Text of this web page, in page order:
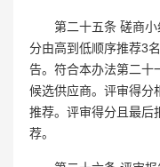
第二十五条 磋商
分由高到低顺序推荐3
告。符合本办法第二十
候选供应商。评审得分
推荐。评审得分且最后
荐。